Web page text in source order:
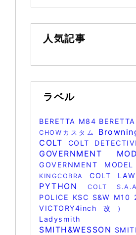
人気記事
ラベル
BERETTA M84
CHOWカスタム
COLT
COLT
GOVERNMENT
GOVERNMENT
KINGCOBRA COLT
PYTHONCOLT
POLICE KSC S&W M10
VICTORY4inch改）
SMITH&WESSON